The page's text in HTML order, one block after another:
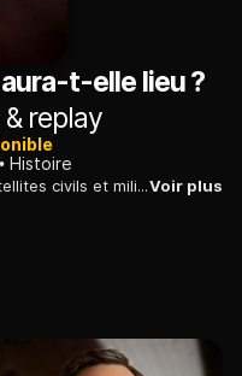
t-elle lieu ?
replay
Histoire
Autour de la Terre, une armée de satellites civils et militaires joue un rôle clé pour l'économie et la sécurité des Etats. Etat des lieux des risques qu'ils font peser.Voir plus